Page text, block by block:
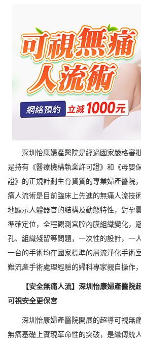
深圳怡康婦產醫院是經過國家嚴格審
是持有《醫療機構執業許可證》和《母嬰
證》的正規計劃生育資質的專業婦產醫院
痛人流術是目前臨床上先進的無痛人流技
地顯示人體器官的結構及動態特性，對孕
準確定位，全程觀測宮腔內膜組織變化，
孔、組織殘留等問題，一次性的設計，一
一台的手術均在國家標準的層流淨化手術
難流產手術處理經驗的婦科專家親自操作
【安全無痛人流】深圳怡康婦產醫
可視安全更保宮
深圳怡康婦產醫院開展的超導可視無
無痛基礎上實現革命性的突破，是繼傳統